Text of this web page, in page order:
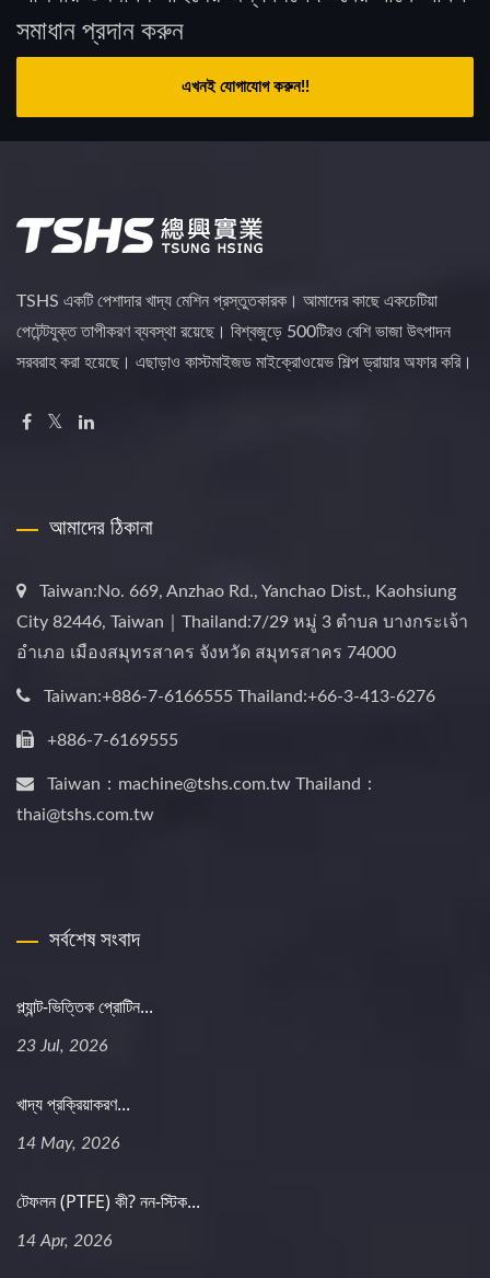
সমাধান প্রদান করুন
এখনই যোগাযোগ করুন!!
TSHS একটি পেশাদার খাদ্য মেশিন প্রস্তুতকারক। আমাদের কাছে একচেটিয়া
পেটেন্টযুক্ত তাপীকরণ ব্যবস্থা রয়েছে। বিশ্বজুড়ে 500টিরও বেশি ভাজা উৎপাদন
সরবরাহ করা হয়েছে। এছাড়াও কাস্টমাইজড মাইক্রোওয়েভ শিল্প ড্রায়ার অফার করি।
আমাদের ঠিকানা
Taiwan:No. 669, Anzhao Rd., Yanchao Dist., Kaohsiung
City 82446, Taiwan｜Thailand:7/29 หมู่ 3 ตำบล บางกระเจ้า
อำเภอ เมืองสมุทรสาคร จังหวัด สมุทรสาคร 74000
Taiwan:+886-7-6166555 Thailand:+66-3-413-6276
+886-7-6169555
Taiwan：machine@tshs.com.tw Thailand：
thai@tshs.com.tw
সর্বশেষ সংবাদ
প্ল্যান্ট-ভিত্তিক প্রোটিন...
23 Jul, 2026
খাদ্য প্রক্রিয়াকরণ...
14 May, 2026
টেফলন (PTFE) কী? নন-স্টিক...
14 Apr, 2026